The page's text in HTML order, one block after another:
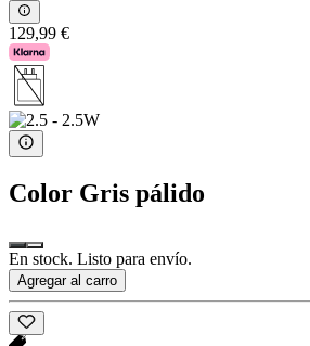
129,99 €
Color Gris pálido
En stock. Listo para envío.
Agregar al carro